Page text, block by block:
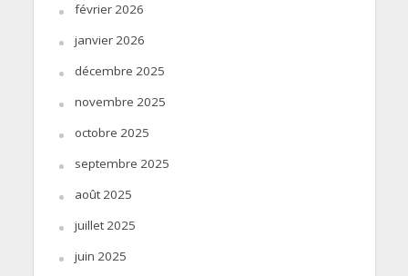
février 2026
janvier 2026
décembre 2025
novembre 2025
octobre 2025
septembre 2025
août 2025
juillet 2025
juin 2025